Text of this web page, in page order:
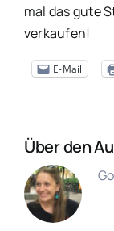
mal das gute
verkaufen!
E-Mail
Über den